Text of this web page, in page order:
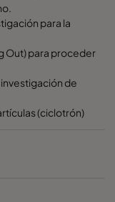
305
610
para la
Out) para proceder
de
(ciclotrón)